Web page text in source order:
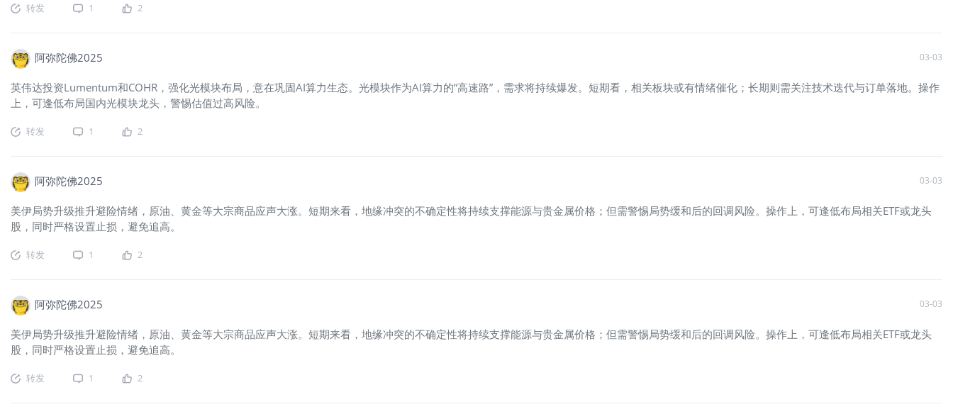
转发 1 2
阿弥陀佛2025 03-03
英伟达投资Lumentum和COHR，强化光模块布局，意在巩固AI算力生态。光模块作为AI算力的“高速路”，需求将持续爆发。短期看，相关板块或有情绪催化；长期则需关注技术迭代与订单落地。操作
上，可逢低布局国内光模块龙头，警惕估值过高风险。
转发 1 2
阿弥陀佛2025 03-03
美伊局势升级推升避险情绪，原油、黄金等大宗商品应声大涨。短期来看，地缘冲突的不确定性将持续支撑能源与贵金属价格；但需警惕局势缓和后的回调风险。操作上，可逢低布局相关ETF或龙头
股，同时严格设置止损，避免追高。
转发 1 2
阿弥陀佛2025 03-03
美伊局势升级推升避险情绪，原油、黄金等大宗商品应声大涨。短期来看，地缘冲突的不确定性将持续支撑能源与贵金属价格；但需警惕局势缓和后的回调风险。操作上，可逢低布局相关ETF或龙头
股，同时严格设置止损，避免追高。
转发 1 2